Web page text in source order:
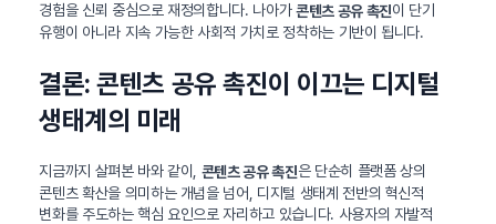
경험을 신뢰 중심으로 재정의합니다. 나아가콘텐츠 공유 촉진이 단기
유행이 아니라 지속 가능한 사회적 가치로 정착하는 기반이 됩니다.
결론: 콘텐츠 공유 촉진이 이끄는 디지털
생태계의 미래
지금까지 살펴본 바와 같이, 콘텐츠 공유 촉진은 단순히 플랫폼 상의
콘텐츠 확산을 의미하는 개념을 넘어, 디지털 생태계 전반의 혁신적
변화를 주도하는 핵심 요인으로 자리하고 있습니다. 사용자의 자발적